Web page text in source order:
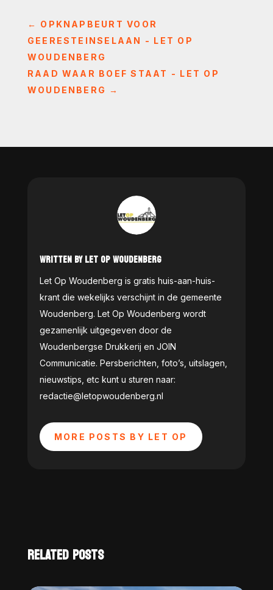
← OPKNAPBEURT VOOR
GEERESTEINSELAAN - LET OP
WOUDENBERG
RAAD WAAR BOEF STAAT - LET OP
WOUDENBERG →
WRITTEN BY LET OP WOUDENBERG
Let Op Woudenberg is gratis huis-aan-huis-
krant die wekelijks verschijnt in de gemeente
Woudenberg. Let Op Woudenberg wordt
gezamenlijk uitgegeven door de
Woudenbergse Drukkerij en JOIN
Communicatie. Persberichten, foto’s, uitslagen,
nieuwstips, etc kunt u sturen naar:
redactie@letopwoudenberg.nl
MORE POSTS BY LET OP
RELATED POSTS